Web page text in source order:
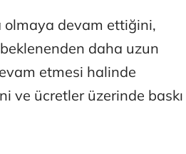
olmaya devam ettiğini,
daha uzun
etmesi halinde
ve ücretler üzerinde baskı